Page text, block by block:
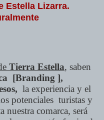
Estella Lizarra.
Tierra Estella, saben
[Branding ],
la experiencia y el
potenciales turistas y
nuestra comarca, será